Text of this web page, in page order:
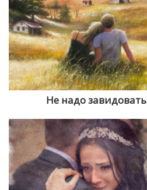
Не надо завидовать